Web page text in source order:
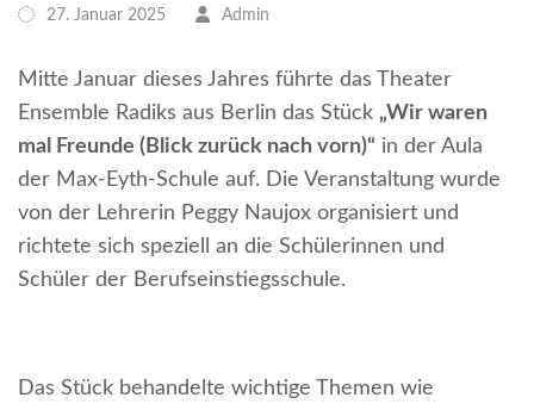
27. Januar 2025 Admin
Mitte Januar dieses Jahres führte das Theater
Ensemble Radiks aus Berlin das Stück „Wir waren
mal Freunde (Blick zurück nach vorn)“ in der Aula
der Max-Eyth-Schule auf. Die Veranstaltung wurde
von der Lehrerin Peggy Naujox organisiert und
richtete sich speziell an die Schülerinnen und
Schüler der Berufseinstiegsschule.
Das Stück behandelte wichtige Themen wie